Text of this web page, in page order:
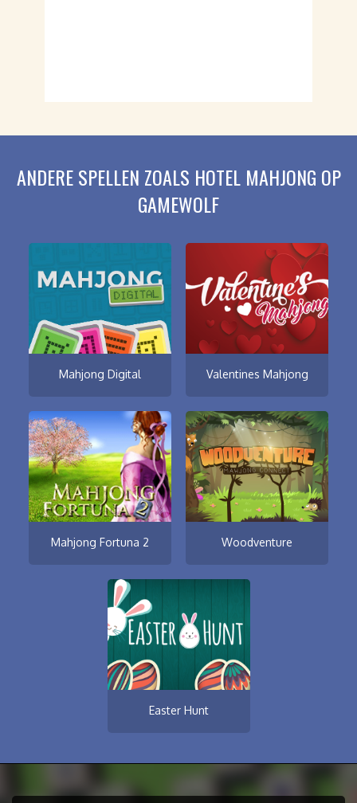
ANDERE SPELLEN ZOALS HOTEL MAHJONG OP
GAMEWOLF
Mahjong Digital Valentines Mahjong
Mahjong Fortuna 2 Woodventure
Easter Hunt